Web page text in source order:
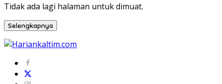
Tidak ada lagi halaman untuk dimuat.
Selengkapnya